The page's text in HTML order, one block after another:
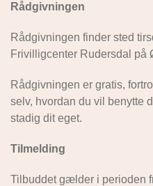
Rådgivningen
Rådgivningen finder sted
Frivilligcenter Rudersdal på
Rådgivningen er gratis,
selv, hvordan du vil benytte
stadig dit eget.
Tilmelding
Tilbuddet gælder i perioden